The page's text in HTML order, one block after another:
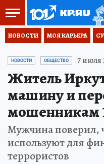
НОВОСТИ МОЯ КАРЬЕРА
НОВОСТИ ОБЩЕСТВО 7 июля
Житель
машину и
мошенникам
Мужчина поверил,
используют для
террористов